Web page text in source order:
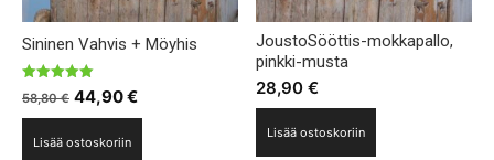
Sininen Vahvis + Möyhis
Arvostelu
tuotteesta:
5.00
58,80€ Alkuperäinen
hinta
oli:
44,90€Nykyinen
hinta
Lisää ostoskoriin
JoustoSööttis-mokkapallo,
pinkki-musta
28,90€
Lisää ostoskoriin